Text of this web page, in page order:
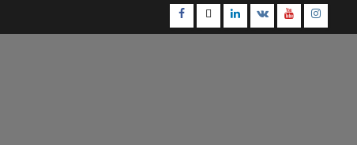
Facebook
TwitterLinkedin
VK Youtube